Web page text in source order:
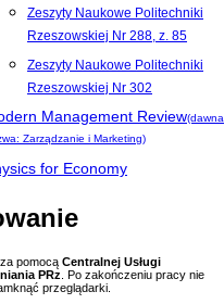
Zeszyty Naukowe Politechniki
Rzeszowskiej Nr 288, z. 85
Zeszyty Naukowe Politechniki
Rzeszowskiej Nr 302
Management Review(dawna
Zarządzanie i Marketing)
for Economy
pomocą Centralnej Usługi
PRz . Po zakończeniu pracy nie
przeglądarki.